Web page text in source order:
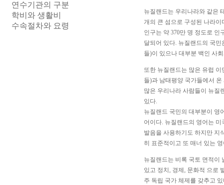
연수기관의 구분
학비와 생활비
수속절차와 요령
뉴질랜드는 우리나라와 같은
개의 큰 섬으로 구성된 나라이
인구는 약 370만 명 정도로 인
달되어 있다. 뉴질랜드의 국
들)이 있으나 대부분 백인 사
또한 뉴질랜드는 많은 유럽
들)과 남태평양 국가들에서
많은 우리나라 사람들이 뉴질
있다.
뉴질랜드 국민의 대부분이 영
어이다. 뉴질랜드의 영어는
발음을 사용하기도 하지만 지
히 표준적이고 또 매너 있는
뉴질랜드는 비록 국토 면적이
있고 정치, 경제, 문화적 으로
주 독립 국가 체제를 갖추고